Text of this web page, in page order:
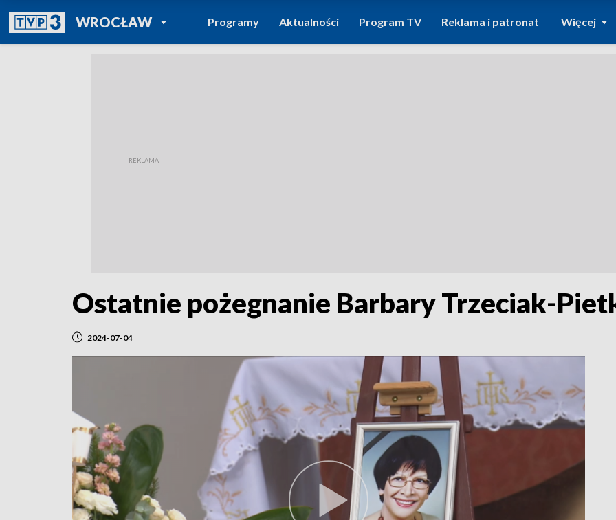
WROCŁAWPOWRÓT DO
TVP REGIONY
Programy Aktualności Program TV Reklama i patronat Więcej
Ostatnie pożegnanie Barbary Trzeciak-
2024-07-04